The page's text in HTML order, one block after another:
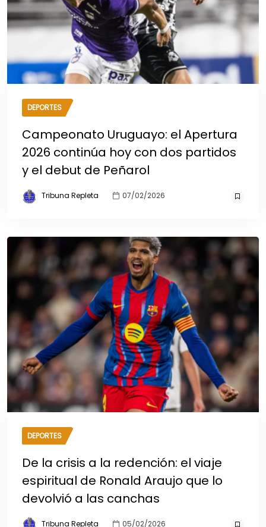
DEPORTES
Campeonato Uruguayo: el Apertura
2026 continúa hoy con dos partidos
y el debut de Peñarol
Tribuna Repleta 07/02/2026
DEPORTES
De la crisis a la redención: el viaje
espiritual de Ronald Araujo que lo
devolvió a las canchas
Tribuna Repleta 05/02/2026